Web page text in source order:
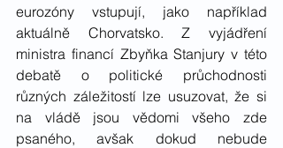
eurozóny vstupují, jako například
aktuálně Chorvatsko. Z vyjádření
ministra financí Zbyňka Stanjury v této
debatě o politické průchodnosti
různých záležitostí lze usuzovat, že si
na vládě jsou vědomi všeho zde
psaného, avšak dokud nebude